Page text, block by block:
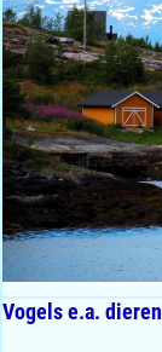
Vogels e.a. dieren